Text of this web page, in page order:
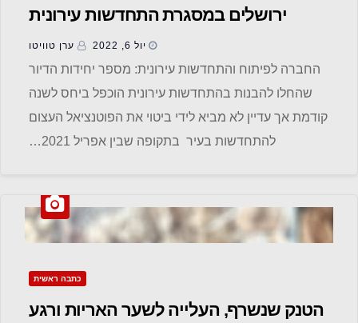
ירושלים במסגרת התחדשות עירונית
יול 6, 2022 ערן טוויטו
החברה לפיתוח והתחדשות עירונית: מספר יחידות הדיור
שהחלו להבנות בהתחדשות עירונית הוכפל ביחס לשנה
קודמת אך עדיין לא מביא לידי ביטוי את הפוטנציאל העצום
להתחדשות בעיר בתקופה שבין אפריל 2021…
כתבה ראשית
הטנק שנשרף, העלייה לשער האריות ורגע